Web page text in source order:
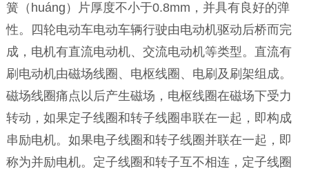
簧（huáng）片厚度不小于0.8mm，并具有良好的弹
性。四轮电动车电动车辆行驶由电动机驱动后桥而完
成，电机有直流电动机、交流电动机等类型。直流有
刷电动机由磁场线圈、电枢线圈、电刷及刷架组成。
磁场线圈痛点以后产生磁场，电枢线圈在磁场下受力
转动，如果定子线圈和转子线圈串联在一起，即构成
串励电机。如果电子线圈和转子线圈并联在一起，即
称为并励电机。定子线圈和转子互不相连，定子线圈